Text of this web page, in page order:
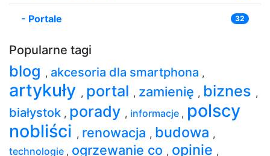
- Portale 32
Popularne tagi
blog , akcesoria dla smartphona ,
artykuły , portal , zamienię , biznes ,
białystok , porady , informacje , polscy
nobliści , renowacja , budowa ,
technologie , ogrzewanie co , opinie ,